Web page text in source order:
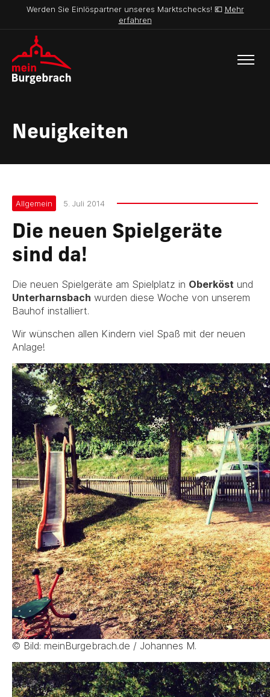
Werden Sie Einlöspartner unseres Marktschecks! 💶 Mehr
erfahren
Neuigkeiten
Allgemein 5. Juli 2014
Die neuen Spielgeräte
sind da!
Die neuen Spielgeräte am Spielplatz in Oberköst und
Unterharnsbach wurden diese Woche von unserem
Bauhof installiert.
Wir wünschen allen Kindern viel Spaß mit der neuen
Anlage!
© Bild: meinBurgebrach.de / Johannes M.